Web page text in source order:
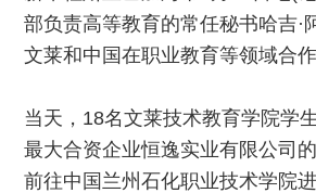
部负责高等教育的常任秘书哈吉·
文莱和中国在职业教育等领域合作
当天，18名文莱技术教育学院学
最大合资企业恒逸实业有限公司
前往中国兰州石化职业技术学院